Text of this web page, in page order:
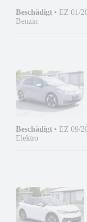
Beschädigt • EZ 01/
Benzin
Beschädigt • EZ 09/
Elektro